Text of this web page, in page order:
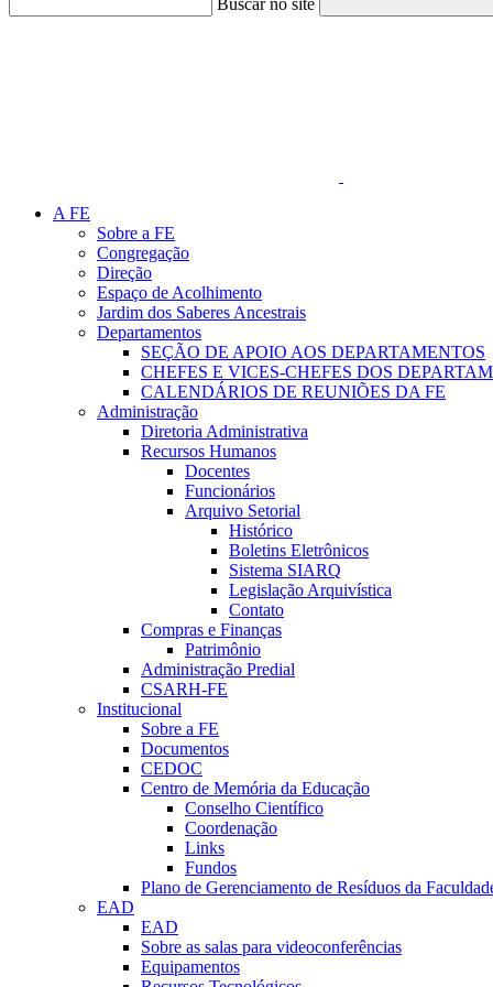
Buscar no site
A FE
Sobre a FE
Congregação
Direção
Espaço de Acolhimento
Jardim dos Saberes Ancestrais
Departamentos
SEÇÃO DE APOIO AOS DEPARTAMENTOS
CHEFES E VICES-CHEFES DOS
CALENDÁRIOS DE REUNIÕES DA FE
Administração
Diretoria Administrativa
Recursos Humanos
Docentes
Funcionários
Arquivo Setorial
Histórico
Boletins Eletrônicos
Sistema SIARQ
Legislação Arquivística
Contato
Compras e Finanças
Patrimônio
Administração Predial
CSARH-FE
Institucional
Sobre a FE
Documentos
CEDOC
Centro de Memória da Educação
Conselho Científico
Coordenação
Links
Fundos
Plano de Gerenciamento de Resíduos da
EAD
EAD
Sobre as salas para videoconferências
Equipamentos